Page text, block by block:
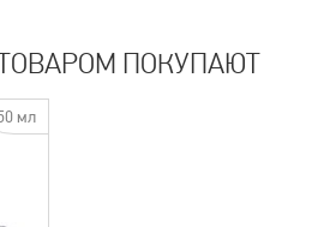
ПОКУПАЮТ
мл